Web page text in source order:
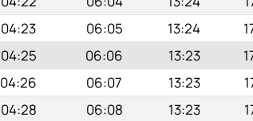
04:23 06:05 13:24
04:25 06:06 13:23
04:26 06:07 13:23
04:28 06:08 13:23